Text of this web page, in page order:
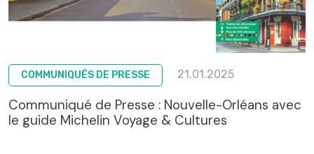
COMMUNIQUÉS DE PRESSE 21.01.2025
Communiqué de Presse : Nouvelle-Orléans avec
le guide Michelin Voyage & Cultures